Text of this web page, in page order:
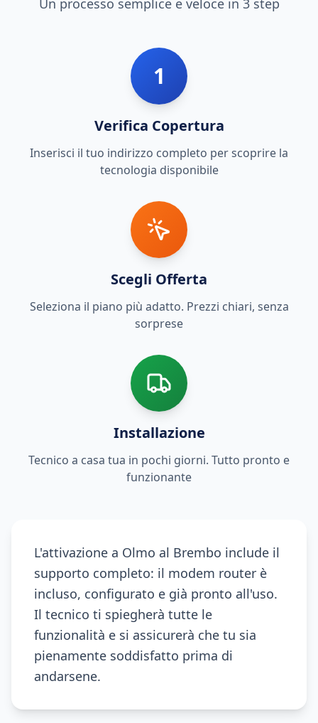
Un processo semplice e veloce in 3 step
1
Verifica Copertura
Inserisci il tuo indirizzo completo per scoprire la
tecnologia disponibile
Scegli Offerta
Seleziona il piano più adatto. Prezzi chiari, senza
sorprese
Installazione
Tecnico a casa tua in pochi giorni. Tutto pronto e
funzionante
L'attivazione a Olmo al Brembo include il
supporto completo: il modem router è
incluso, configurato e già pronto all'uso.
Il tecnico ti spiegherà tutte le
funzionalità e si assicurerà che tu sia
pienamente soddisfatto prima di
andarsene.